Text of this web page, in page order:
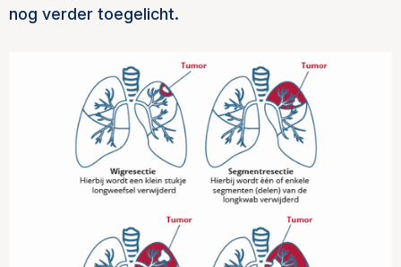
nog verder toegelicht.